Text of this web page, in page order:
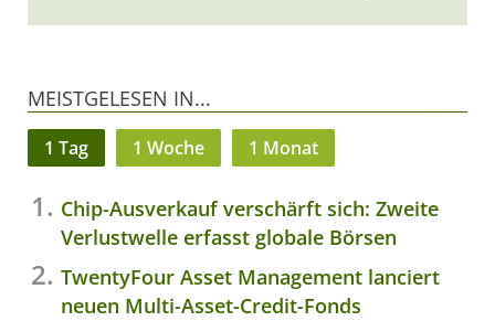
MEISTGELESEN IN...
1 Tag 1 Woche 1 Monat
Chip-Ausverkauf verschärft sich: Zweite
Verlustwelle erfasst globale Börsen
TwentyFour Asset Management lanciert
neuen Multi-Asset-Credit-Fonds